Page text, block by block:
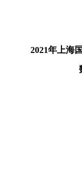
2021年上海